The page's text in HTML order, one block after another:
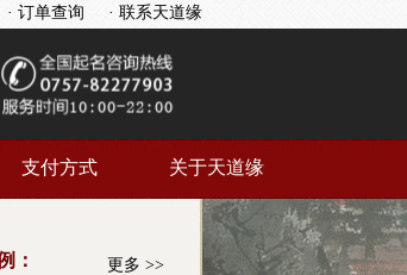
· 联系天道缘
· 订单查询
支付方式 关于天道缘
： 更多 >>